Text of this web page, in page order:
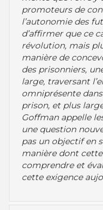
promoteurs de
l’autonomie des
d’affirmer que ce
révolution, mais
manière de
des prisonniers,
large, traversant
omniprésente
prison, et plus
Goffman appelle
une question
pas un objectif en
manière dont cette
comprendre et
cette exigence